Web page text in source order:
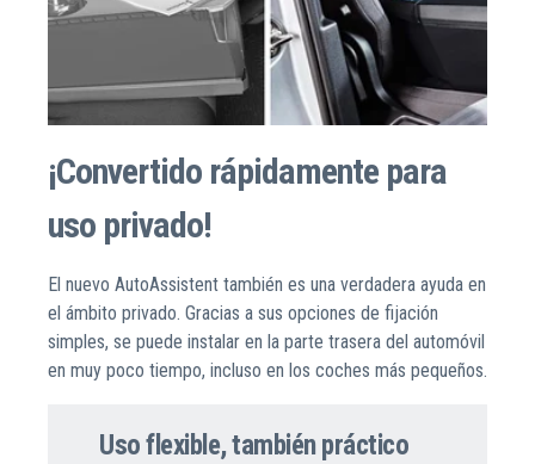
¡Convertido rápidamente para
uso privado!
El nuevo AutoAssistent también es una verdadera ayuda en
el ámbito privado. Gracias a sus opciones de fijación
simples, se puede instalar en la parte trasera del automóvil
en muy poco tiempo, incluso en los coches más pequeños.
Uso flexible, también práctico